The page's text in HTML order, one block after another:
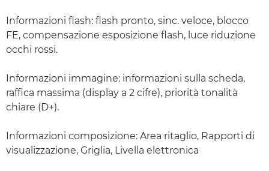
Informazioni flash: flash pronto, sinc. veloce, blocco
FE, compensazione esposizione flash, luce riduzione
occhi rossi.
Informazioni immagine: informazioni sulla scheda,
raffica massima (display a 2 cifre), priorità tonalità
chiare (D+).
Informazioni composizione: Area ritaglio, Rapporti di
visualizzazione, Griglia, Livella elettronica